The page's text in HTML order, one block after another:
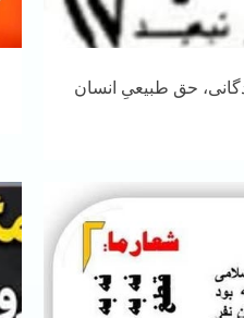
حق طبیعیِ انسان